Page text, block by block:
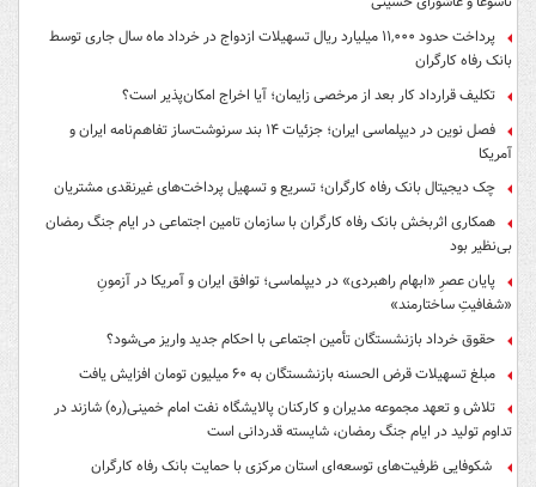
پرداخت حدود ۱۱,۰۰۰ میلیارد ریال تسهیلات ازدواج در خرداد ماه سال جاری توسط
بانک رفاه کارگران
تکلیف قرارداد کار بعد از مرخصی زایمان؛ آیا اخراج امکان‌پذیر است؟
فصل نوین در دیپلماسی ایران؛ جزئیات ۱۴ بند سرنوشت‌ساز تفاهم‌نامه ایران و
آمریکا
چک دیجیتال بانک رفاه کارگران؛ تسریع و تسهیل پرداخت‌های غیرنقدی مشتریان
همکاری اثربخش بانک رفاه کارگران با سازمان تامین اجتماعی در ایام جنگ رمضان
بی‌نظیر بود
پایان عصرِ «ابهام راهبردی» در دیپلماسی؛ توافق ایران و آمریکا در آزمونِ
«شفافیتِ ساختارمند»
حقوق خرداد بازنشستگان تأمین اجتماعی با احکام جدید واریز می‌شود؟
مبلغ تسهیلات قرض الحسنه بازنشستگان به ۶۰ میلیون تومان افزایش یافت
تلاش و تعهد مجموعه مدیران و کارکنان پالایشگاه نفت امام خمینی(ره) شازند در
تداوم تولید در ایام جنگ رمضان، شایسته قدردانی است
شکوفایی ظرفیت‌های توسعه‌ای استان مرکزی با حمایت بانک رفاه کارگران